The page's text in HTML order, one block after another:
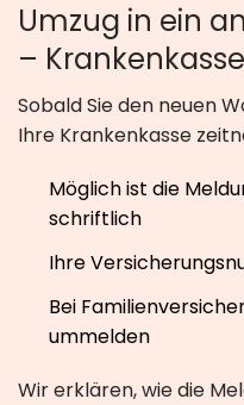
Umzug in ein
–
Sobald Sie den neuen
Ihre Krankenkasse
Möglich ist die
schriftlich
Ihre
Bei
ummelden
Wir erklären, wie die